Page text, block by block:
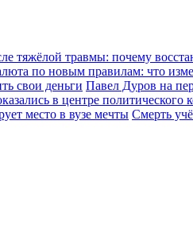
тяжёлой травмы: почему
по новым правилам: что
свои деньги Павел Дуров на
в центре политического
место в вузе мечты Смерть